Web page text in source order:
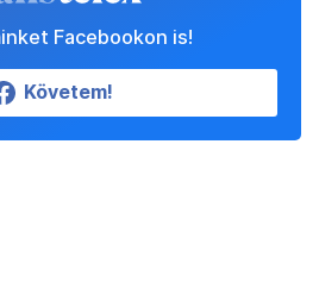
Facebookon is!
Követem!